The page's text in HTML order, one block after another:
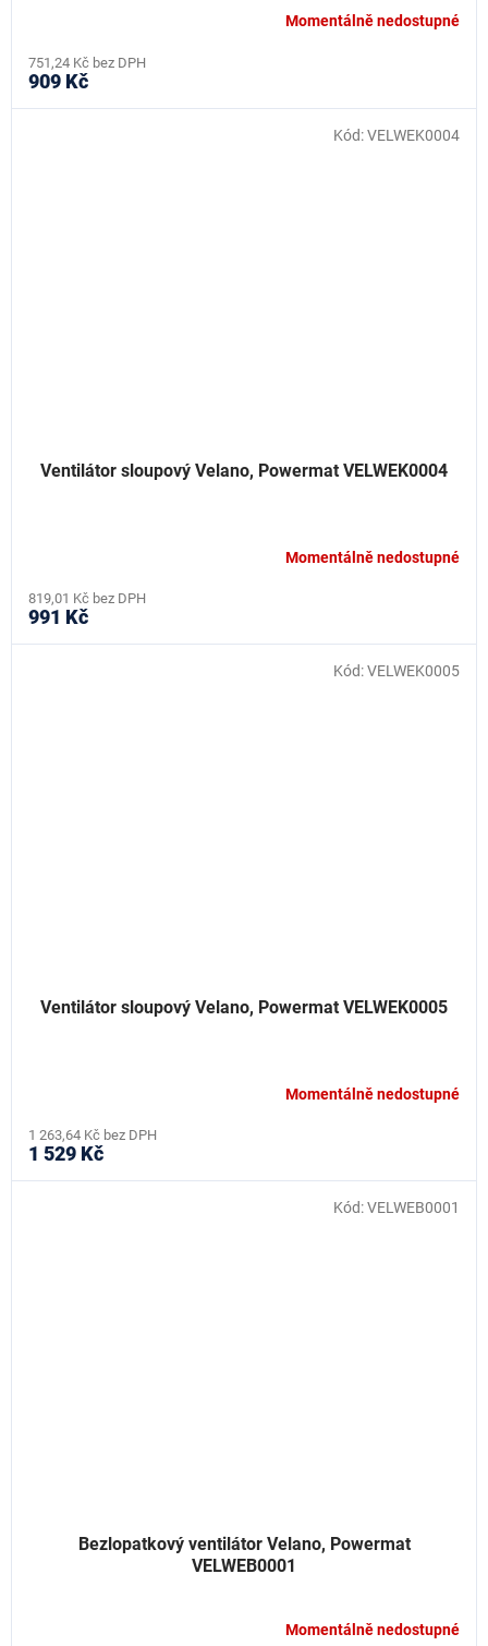
Momentálně nedostupné
751,24 Kč bez DPH
909 Kč
Ventilátor sloupový Velano, Powermat VELWEK0004
Momentálně nedostupné
819,01 Kč bez DPH
991 Kč
Kód:VELWEK0004
Ventilátor sloupový Velano, Powermat VELWEK0005
Momentálně nedostupné
1 263,64 Kč bez DPH
1 529 Kč
Kód:VELWEK0005
Bezlopatkový ventilátor Velano, Powermat
VELWEB0001
Momentálně nedostupné
Kód:VELWEB0001